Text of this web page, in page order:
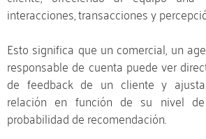
interacciones, transacciones y
Esto significa que un comercial, un
responsable de cuenta puede ver
de feedback de un cliente y
relación en función de su nivel
probabilidad de recomendación.